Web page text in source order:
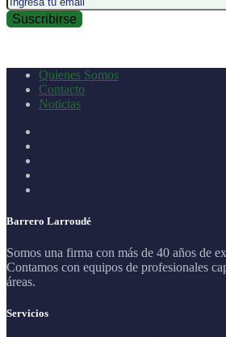
Quienes Somos
Contacto
Noticias
Barrero Larroudé
Somos una firma con más de 40 años de
Contamos con equipos de profesionales
áreas.
Servicios